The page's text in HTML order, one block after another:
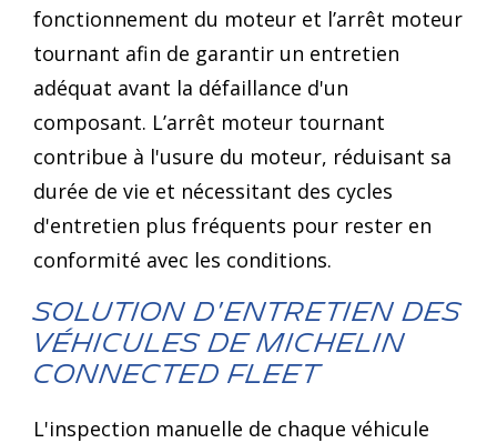
fonctionnement du moteur et l’arrêt moteur
tournant afin de garantir un entretien
adéquat avant la défaillance d'un
composant. L’arrêt moteur tournant
contribue à l'usure du moteur, réduisant sa
durée de vie et nécessitant des cycles
d'entretien plus fréquents pour rester en
conformité avec les conditions.
Solution d'entretien des
véhicules de MICHELIN
Connected Fleet
L'inspection manuelle de chaque véhicule